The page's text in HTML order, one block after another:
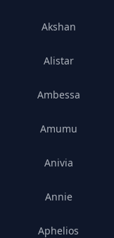
Akshan
Alistar
Ambessa
Amumu
Anivia
Annie
Aphelios